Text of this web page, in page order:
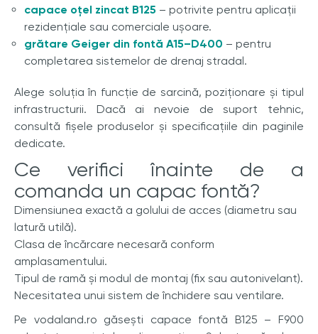
capace oțel zincat B125 – potrivite pentru aplicații
rezidențiale sau comerciale ușoare.
grătare Geiger din fontă A15–D400 – pentru
completarea sistemelor de drenaj stradal.
Alege soluția în funcție de sarcină, poziționare și tipul
infrastructurii. Dacă ai nevoie de suport tehnic,
consultă fișele produselor și specificațiile din paginile
dedicate.
Ce verifici înainte de a
comanda un capac fontă?
Dimensiunea exactă a golului de acces (diametru sau
latură utilă).
Clasa de încărcare necesară conform
amplasamentului.
Tipul de ramă și modul de montaj (fix sau autonivelant).
Necesitatea unui sistem de închidere sau ventilare.
Pe vodaland.ro găsești capace fontă B125 – F900